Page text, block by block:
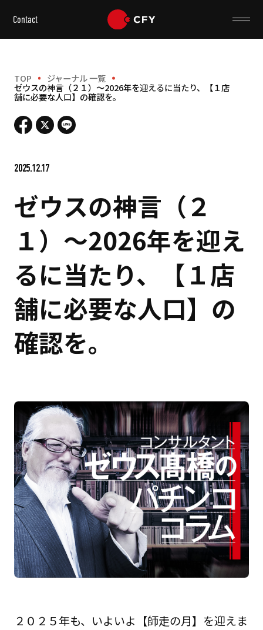
Contact
TOP ジャーナル 一覧
ゼウスの神言（２１）～2026年を迎えるに当たり、【１店
舗に必要な人口】の確認を。
2025.12.17
ゼウスの神言（２
１）～2026年を迎え
るに当たり、【１店
舗に必要な人口】の
確認を。
２０２５年も、いよいよ【師走の月】を迎えま